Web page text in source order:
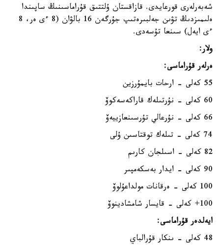
شەبەرلەرى قورعايدى. قازاقستان ۇلتتىق قۇراماسىنىڭ ساپىندا
ەلىمىزدىڭ تۋىن جەلبىرەتىپ جۇرگەن 16 بالۋان (8 ءى ەر، 8
ءى ايەل) سىنعا تۇسەدى.
ولار:
ەرلەر قۇراماسى:
55 كەلى - ارحات بايمۇرزين
60 كەلى - نۇرتىلەك قاراكەسەكوۆ
66 كەلى - نۇرعالي تۇرسىنعازييەۆ
74 كەلى - تىلەك توقتاسىن ۇلى
82 كەلى - اسىلجان كارىم
90 كەلى - ايدار بەسكەمپىر
100 كەلى - ەرقانات مولداعۇلوۆ
100+ كەلى - قايسار شامشادينوۆ
ايەلدەر قۇراماسى:
48 كەلى - ىنكار قۇرالباي